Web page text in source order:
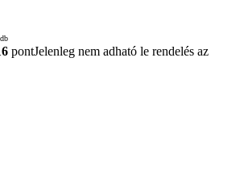
pontJelenleg nem adható le rendelés az